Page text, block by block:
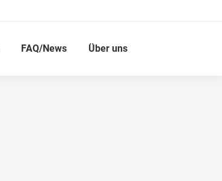
FAQ/News Über uns